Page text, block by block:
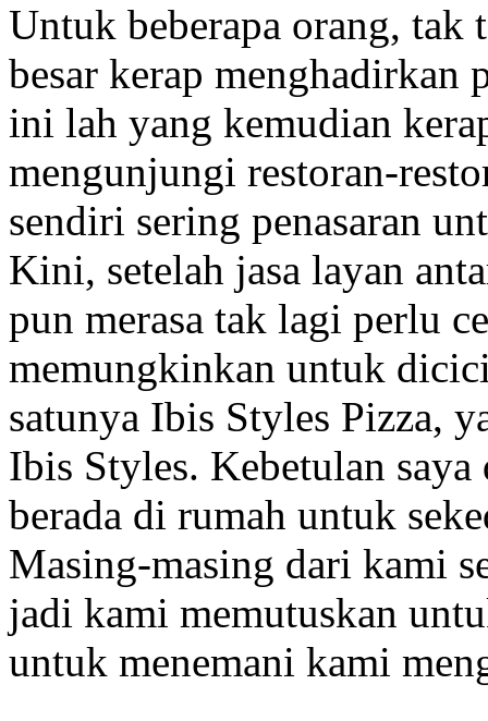
Untuk beberapa orang, tak
besar kerap menghadirkan
ini lah yang kemudian
mengunjungi restoran-
sendiri sering penasaran
Kini, setelah jasa layan
pun merasa tak lagi perlu
memungkinkan untuk
satunya Ibis Styles Pizza,
Ibis Styles. Kebetulan saya
berada di rumah untuk
Masing-masing dari kami
jadi kami memutuskan
untuk menemani kami